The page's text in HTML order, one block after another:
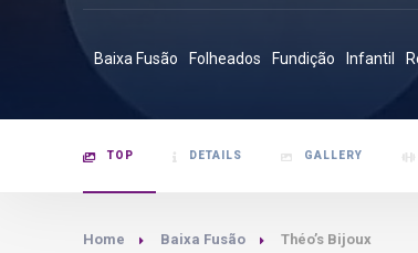
Baixa Fusão Folheados Fundição Infantil
TOP DETAILS GALLERY
Home Baixa Fusão Théo’s Bijoux